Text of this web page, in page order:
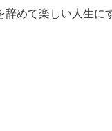
めて楽しい人生に